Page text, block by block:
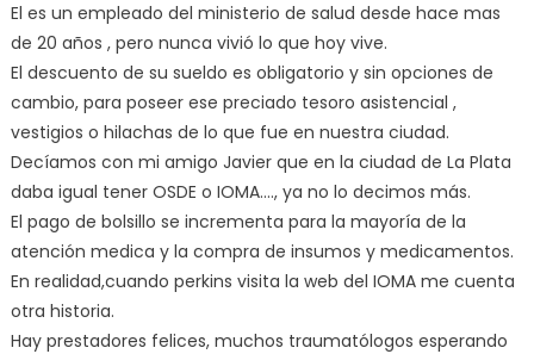
El es un empleado del ministerio de salud desde hace mas
de 20 años , pero nunca vivió lo que hoy vive.
El descuento de su sueldo es obligatorio y sin opciones de
cambio, para poseer ese preciado tesoro asistencial ,
vestigios o hilachas de lo que fue en nuestra ciudad.
Decíamos con mi amigo Javier que en la ciudad de La Plata
daba igual tener OSDE o IOMA…., ya no lo decimos más.
El pago de bolsillo se incrementa para la mayoría de la
atención medica y la compra de insumos y medicamentos.
En realidad,cuando perkins visita la web del IOMA me cuenta
otra historia.
Hay prestadores felices, muchos traumatólogos esperando